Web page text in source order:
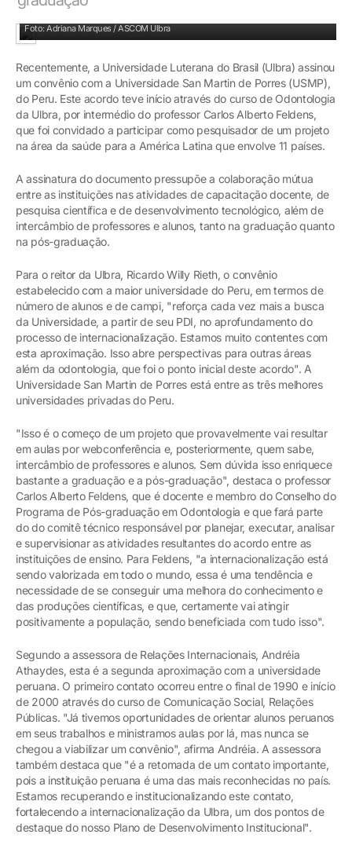
Foto: Adriana Marques / ASCOM Ulbra
Recentemente, a Universidade Luterana do Brasil (Ulbra) assinou
um convênio com a Universidade San Martin de Porres (USMP),
do Peru. Este acordo teve início através do curso de Odontologia
da Ulbra, por intermédio do professor Carlos Alberto Feldens,
que foi convidado a participar como pesquisador de um projeto
na área da saúde para a América Latina que envolve 11 países.
A assinatura do documento pressupõe a colaboração mútua
entre as instituições nas atividades de capacitação docente, de
pesquisa científica e de desenvolvimento tecnológico, além de
intercâmbio de professores e alunos, tanto na graduação quanto
na pós-graduação.
Para o reitor da Ulbra, Ricardo Willy Rieth, o convênio
estabelecido com a maior universidade do Peru, em termos de
número de alunos e de campi, "reforça cada vez mais a busca
da Universidade, a partir de seu PDI, no aprofundamento do
processo de internacionalização. Estamos muito contentes com
esta aproximação. Isso abre perspectivas para outras áreas
além da odontologia, que foi o ponto inicial deste acordo". A
Universidade San Martin de Porres está entre as três melhores
universidades privadas do Peru.
"Isso é o começo de um projeto que provavelmente vai resultar
em aulas por webconferência e, posteriormente, quem sabe,
intercâmbio de professores e alunos. Sem dúvida isso enriquece
bastante a graduação e a pós-graduação", destaca o professor
Carlos Alberto Feldens, que é docente e membro do Conselho do
Programa de Pós-graduação em Odontologia e que fará parte
do do comitê técnico responsável por planejar, executar, analisar
e supervisionar as atividades resultantes do acordo entre as
instituições de ensino. Para Feldens, "a internacionalização está
sendo valorizada em todo o mundo, essa é uma tendência e
necessidade de se conseguir uma melhora do conhecimento e
das produções científicas, e que, certamente vai atingir
positivamente a população, sendo beneficiada com tudo isso".
Segundo a assessora de Relações Internacionais, Andréia
Athaydes, esta é a segunda aproximação com a universidade
peruana. O primeiro contato ocorreu entre o final de 1990 e início
de 2000 através do curso de Comunicação Social, Relações
Públicas. "Já tivemos oportunidades de orientar alunos peruanos
em seus trabalhos e ministramos aulas por lá, mas nunca se
chegou a viabilizar um convênio", afirma Andréia. A assessora
também destaca que "é a retomada de um contato importante,
pois a instituição peruana é uma das mais reconhecidas no país.
Estamos recuperando e institucionalizando este contato,
fortalecendo a internacionalização da Ulbra, um dos pontos de
destaque do nosso Plano de Desenvolvimento Institucional".